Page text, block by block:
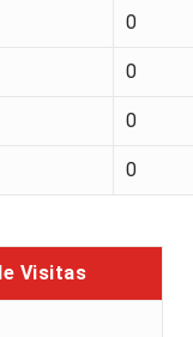
0
0
0
0
Visitas